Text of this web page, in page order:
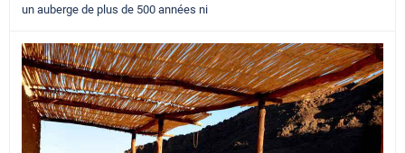
un auberge de plus de 500 années ni